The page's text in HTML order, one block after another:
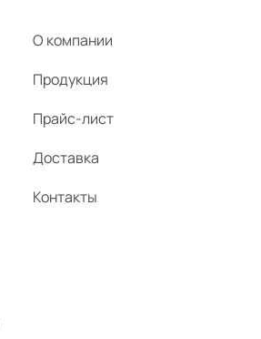
О компании
Продукция
Прайс-лист
Доставка
Контакты